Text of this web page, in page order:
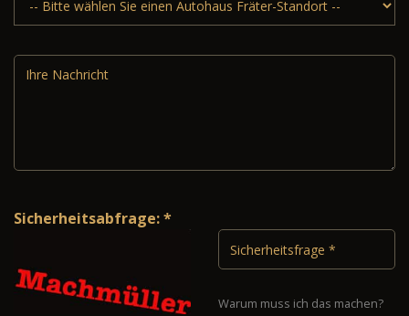
Sicherheitsabfrage: *
Warum muss ich das machen?